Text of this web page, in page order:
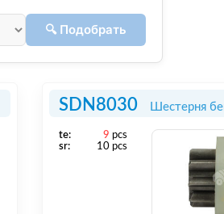
🔍 Подобрать
SDN8030 Шестерня
te: 9 pcs
sr:
10 pcs